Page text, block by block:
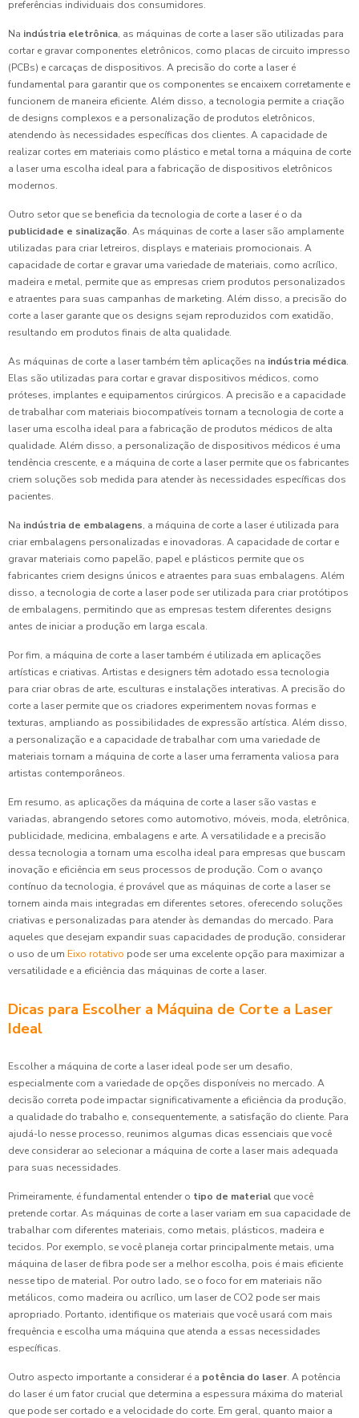
preferências individuais dos consumidores.
Na indústria eletrônica, as máquinas de corte a laser são utilizadas para
cortar e gravar componentes eletrônicos, como placas de circuito impresso
(PCBs) e carcaças de dispositivos. A precisão do corte a laser é
fundamental para garantir que os componentes se encaixem corretamente e
funcionem de maneira eficiente. Além disso, a tecnologia permite a criação
de designs complexos e a personalização de produtos eletrônicos,
atendendo às necessidades específicas dos clientes. A capacidade de
realizar cortes em materiais como plástico e metal torna a máquina de corte
a laser uma escolha ideal para a fabricação de dispositivos eletrônicos
modernos.
Outro setor que se beneficia da tecnologia de corte a laser é o da
publicidade e sinalização. As máquinas de corte a laser são amplamente
utilizadas para criar letreiros, displays e materiais promocionais. A
capacidade de cortar e gravar uma variedade de materiais, como acrílico,
madeira e metal, permite que as empresas criem produtos personalizados
e atraentes para suas campanhas de marketing. Além disso, a precisão do
corte a laser garante que os designs sejam reproduzidos com exatidão,
resultando em produtos finais de alta qualidade.
As máquinas de corte a laser também têm aplicações na indústria médica.
Elas são utilizadas para cortar e gravar dispositivos médicos, como
próteses, implantes e equipamentos cirúrgicos. A precisão e a capacidade
de trabalhar com materiais biocompatíveis tornam a tecnologia de corte a
laser uma escolha ideal para a fabricação de produtos médicos de alta
qualidade. Além disso, a personalização de dispositivos médicos é uma
tendência crescente, e a máquina de corte a laser permite que os fabricantes
criem soluções sob medida para atender às necessidades específicas dos
pacientes.
Na indústria de embalagens, a máquina de corte a laser é utilizada para
criar embalagens personalizadas e inovadoras. A capacidade de cortar e
gravar materiais como papelão, papel e plásticos permite que os
fabricantes criem designs únicos e atraentes para suas embalagens. Além
disso, a tecnologia de corte a laser pode ser utilizada para criar protótipos
de embalagens, permitindo que as empresas testem diferentes designs
antes de iniciar a produção em larga escala.
Por fim, a máquina de corte a laser também é utilizada em aplicações
artísticas e criativas. Artistas e designers têm adotado essa tecnologia
para criar obras de arte, esculturas e instalações interativas. A precisão do
corte a laser permite que os criadores experimentem novas formas e
texturas, ampliando as possibilidades de expressão artística. Além disso,
a personalização e a capacidade de trabalhar com uma variedade de
materiais tornam a máquina de corte a laser uma ferramenta valiosa para
artistas contemporâneos.
Em resumo, as aplicações da máquina de corte a laser são vastas e
variadas, abrangendo setores como automotivo, móveis, moda, eletrônica,
publicidade, medicina, embalagens e arte. A versatilidade e a precisão
dessa tecnologia a tornam uma escolha ideal para empresas que buscam
inovação e eficiência em seus processos de produção. Com o avanço
contínuo da tecnologia, é provável que as máquinas de corte a laser se
tornem ainda mais integradas em diferentes setores, oferecendo soluções
criativas e personalizadas para atender às demandas do mercado. Para
aqueles que desejam expandir suas capacidades de produção, considerar
o uso de um Eixo rotativo pode ser uma excelente opção para maximizar a
versatilidade e a eficiência das máquinas de corte a laser.
Dicas para Escolher a Máquina de Corte a Laser
Ideal
Escolher a máquina de corte a laser ideal pode ser um desafio,
especialmente com a variedade de opções disponíveis no mercado. A
decisão correta pode impactar significativamente a eficiência da produção,
a qualidade do trabalho e, consequentemente, a satisfação do cliente. Para
ajudá-lo nesse processo, reunimos algumas dicas essenciais que você
deve considerar ao selecionar a máquina de corte a laser mais adequada
para suas necessidades.
Primeiramente, é fundamental entender o tipo de material que você
pretende cortar. As máquinas de corte a laser variam em sua capacidade de
trabalhar com diferentes materiais, como metais, plásticos, madeira e
tecidos. Por exemplo, se você planeja cortar principalmente metais, uma
máquina de laser de fibra pode ser a melhor escolha, pois é mais eficiente
nesse tipo de material. Por outro lado, se o foco for em materiais não
metálicos, como madeira ou acrílico, um laser de CO2 pode ser mais
apropriado. Portanto, identifique os materiais que você usará com mais
frequência e escolha uma máquina que atenda a essas necessidades
específicas.
Outro aspecto importante a considerar é a potência do laser. A potência
do laser é um fator crucial que determina a espessura máxima do material
que pode ser cortado e a velocidade do corte. Em geral, quanto maior a